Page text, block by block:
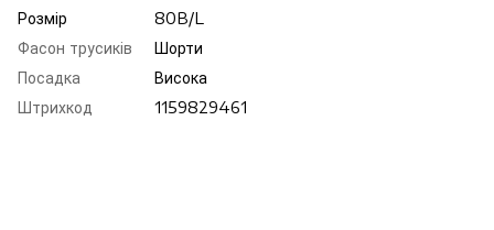
Розмір
80B/L
Фасон трусиків
Шорти
Посадка
Висока
Штрихкод
1159829461